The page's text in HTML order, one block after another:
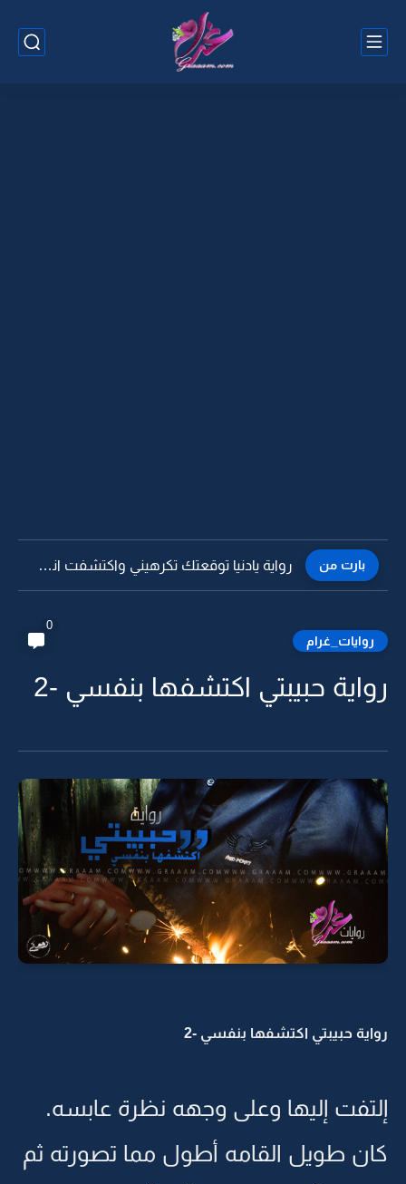
بارت من رواية يادنيا توقعتك تكرهيني واكتشفت انك تذليني -37
روايات_غرام
0
رواية حبيبتي اكتشفها بنفسي -2
رواية حبيبتي اكتشفها بنفسي -2
إلتفت إليها وعلى وجهه نظرة عابسه.
كان طويل القامه أطول مما تصورته ثم